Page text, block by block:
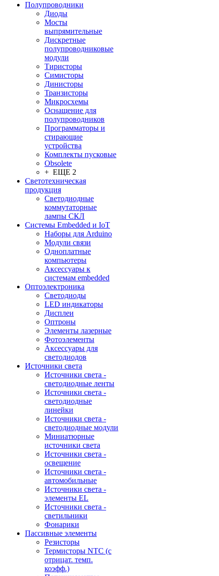
Полупроводники
Диоды
Мосты
выпрямительные
Дискретные
полупроводниковые
модули
Тиристоры
Симисторы
Динисторы
Транзисторы
Микросхемы
Оснащение для
полупроводников
Программаторы и
стирающие
устройства
Комплекты пусковые
Obsolete
+ ЕЩЕ 2
Светотехническая
продукция
Светодиодные
коммутаторные
лампы СКЛ
Системы Embedded и IoT
Наборы для Arduino
Модули связи
Одноплатные
компьютеры
Аксессуары к
системам embedded
Oптоэлектроника
Светодиоды
LED индикаторы
Дисплеи
Оптроны
Элементы лазерные
Фотоэлементы
Аксессуары для
светодиодов
Источники света
Источники света -
светодиодные ленты
Источники света -
светодиодные
линейки
Источники света -
светодиодные модули
Миниатюрные
источники света
Источники света -
освещение
Источники света -
автомобильные
Источники света -
элементы EL
Источники света -
светильники
Фонарики
Пассивные элементы
Резисторы
Термисторы NTC (с
отрицат. темп.
коэфф.)